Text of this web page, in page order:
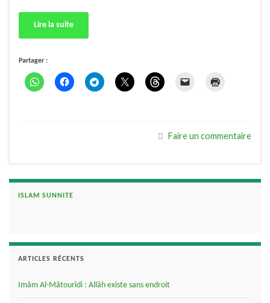
Lire la suite
Partager :
Faire un commentaire
ISLAM SUNNITE
ARTICLES RÉCENTS
Imâm Al-Mâtourîdi : Allâh existe sans endroit